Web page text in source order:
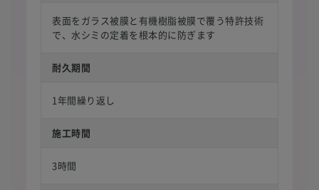
表面をガラス被膜と有機樹脂被膜で覆う特許技術
で、水シミの定着を根本的に防ぎます
耐久期間
1年間繰り返し
施工時間
3時間